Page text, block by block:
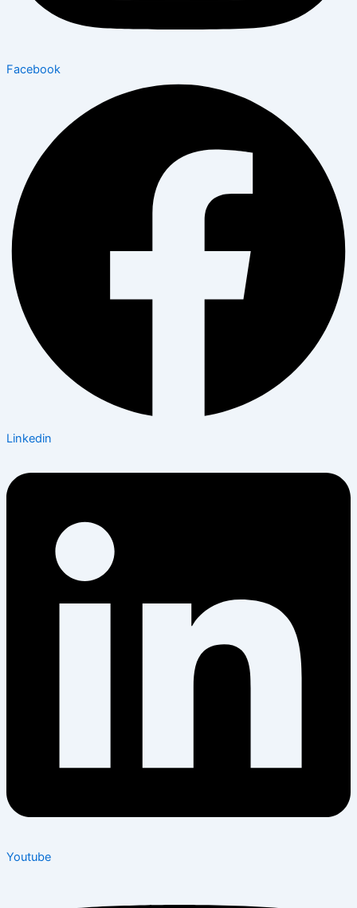
Facebook
Linkedin
Youtube